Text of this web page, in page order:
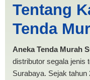
MURAH
Tentang
Tenda
Aneka Tenda Murah
distributor segala jenis
Surabaya. Sejak